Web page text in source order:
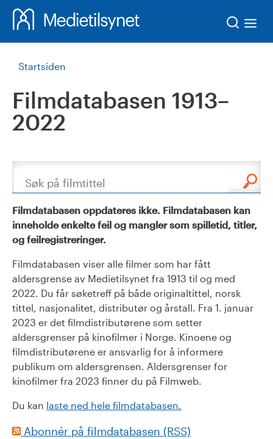
Startsiden
Filmdatabasen 1913–
2022
Søk
Filmdatabasen oppdateres ikke. Filmdatabasen kan
inneholde enkelte feil og mangler som spilletid, titler,
og feilregistreringer.
Filmdatabasen viser alle filmer som har fått
aldersgrense av Medietilsynet fra 1913 til og med
2022. Du får søketreff på både originaltittel, norsk
tittel, nasjonalitet, distributør og årstall. Fra 1. januar
2023 er det filmdistributørene som setter
aldersgrenser på kinofilmer i Norge. Kinoene og
filmdistributørene er ansvarlig for å informere
publikum om aldersgrensen. Aldersgrenser for
kinofilmer fra 2023 finner du på Filmweb.
Du kan laste ned hele filmdatabasen.
Abonnér på filmdatabasen (RSS)